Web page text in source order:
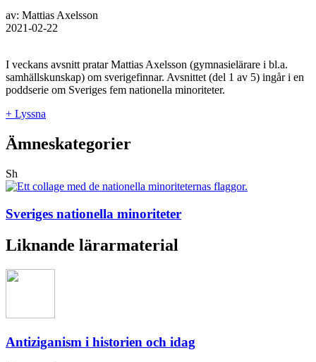
av: Mattias Axelsson
2021-02-22
I veckans avsnitt pratar Mattias Axelsson (gymnasielärare i bl.a.
samhällskunskap) om sverigefinnar. Avsnittet (del 1 av 5) ingår i en
poddserie om Sveriges fem nationella minoriteter.
+ Lyssna
Ämneskategorier
Sh
Sveriges nationella minoriteter
Liknande lärarmaterial
Antiziganism i historien och idag